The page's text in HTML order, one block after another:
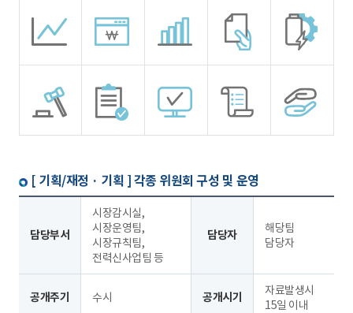
[ 기획/재정 · 기획 ] 각종 위원회 구성 및 운영
담당부서
시장감시실,
시장운영팀,
시장규칙팀,
전력신사업팀 등
담당자
해당팀
담당자
공개주기 수시 공개시기
자료발생시
15일 이내